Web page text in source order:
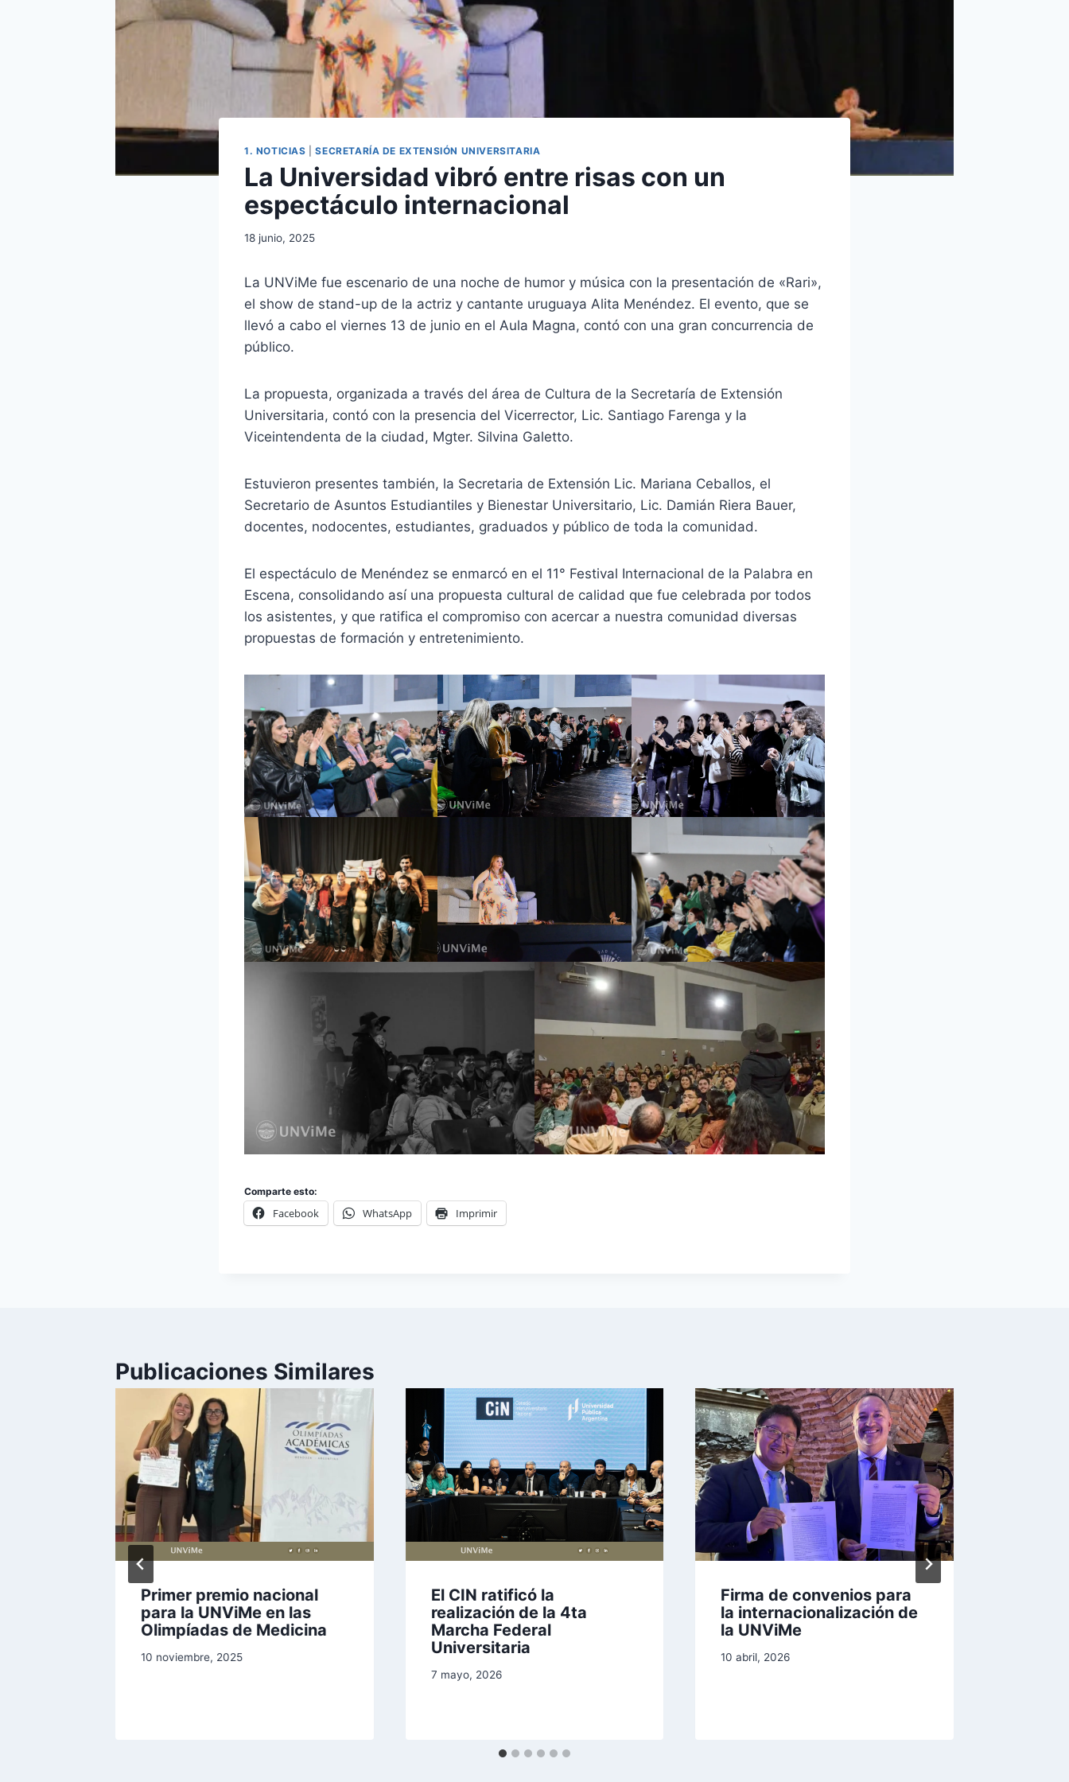
1. NOTICIAS |SECRETARÍA DE EXTENSIÓN UNIVERSITARIA
La Universidad vibró entre risas con un
espectáculo internacional
18 junio, 2025
La UNViMe fue escenario de una noche de humor y música con la presentación de «Rari»,
el show de stand-up de la actriz y cantante uruguaya Alita Menéndez. El evento, que se
llevó a cabo el viernes 13 de junio en el Aula Magna, contó con una gran concurrencia de
público.
La propuesta, organizada a través del área de Cultura de la Secretaría de Extensión
Universitaria, contó con la presencia del Vicerrector, Lic. Santiago Farenga y la
Viceintendenta de la ciudad, Mgter. Silvina Galetto.
Estuvieron presentes también, la Secretaria de Extensión Lic. Mariana Ceballos, el
Secretario de Asuntos Estudiantiles y Bienestar Universitario, Lic. Damián Riera Bauer,
docentes, nodocentes, estudiantes, graduados y público de toda la comunidad.
El espectáculo de Menéndez se enmarcó en el 11° Festival Internacional de la Palabra en
Escena, consolidando así una propuesta cultural de calidad que fue celebrada por todos
los asistentes, y que ratifica el compromiso con acercar a nuestra comunidad diversas
propuestas de formación y entretenimiento.
Comparte esto:
Facebook WhatsApp Imprimir
Publicaciones Similares
Primer premio nacional
para la UNViMe en las
Olimpíadas de Medicina
10 noviembre, 2025
El CIN ratificó la
realización de la 4ta
Marcha Federal
Universitaria
7 mayo, 2026
Firma de convenios para
la internacionalización de
la UNViMe
10 abril, 2026